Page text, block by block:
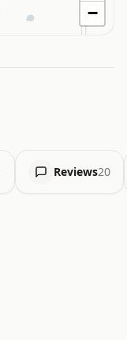
−
Reviews20